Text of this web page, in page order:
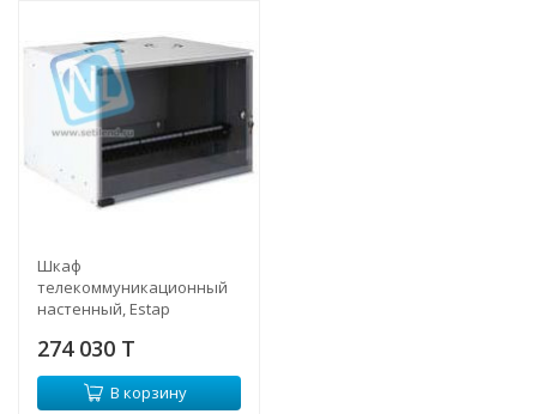
Шкаф
телекоммуникационный
настенный, Estap
274 030 T
В корзину